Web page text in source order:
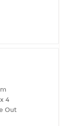
4
Out